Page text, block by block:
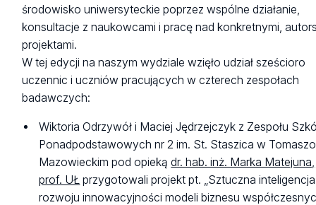
środowisko uniwersyteckie poprzez wspólne działanie,
konsultacje z naukowcami i pracę nad konkretnymi,
projektami.
W tej edycji na naszym wydziale wzięło udział sześcioro
uczennic i uczniów pracujących w czterech zespołach
badawczych:
Wiktoria Odrzywół i Maciej Jędrzejczyk z Zespołu
Ponadpodstawowych nr 2 im. St. Staszica w
Mazowieckim pod opiekądr. hab. inż. Marka Matejuna,
prof. UŁ przygotowali projekt pt. „Sztuczna
rozwoju innowacyjności modeli biznesu